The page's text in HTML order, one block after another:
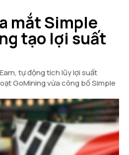
mắt Simple
tạo lợi suất
tự động tích lũy lợi suất
GoMining vừa công bố Simple